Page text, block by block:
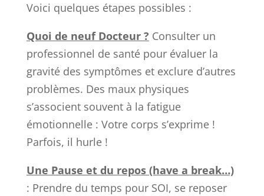
Voici quelques étapes possibles :
Quoi de neuf Docteur ? Consulter un
professionnel de santé pour évaluer la
gravité des symptômes et exclure d’autres
problèmes. Des maux physiques
s’associent souvent à la fatigue
émotionnelle : Votre corps s’exprime !
Parfois, il hurle !
Une Pause et du repos (have a break…)
: Prendre du temps pour SOI, se reposer